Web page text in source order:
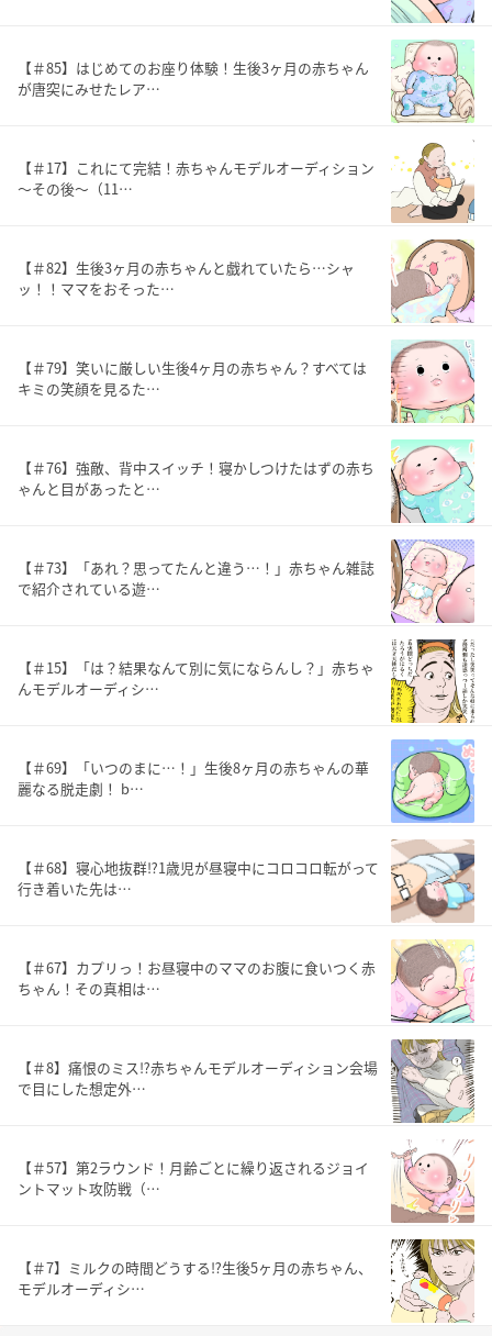
【＃85】はじめてのお座り体験！生後3ヶ月の赤ちゃん
が唐突にみせたレア…
【＃17】これにて完結！赤ちゃんモデルオーディション
〜その後〜（11…
【＃82】生後3ヶ月の赤ちゃんと戯れていたら…シャ
ッ！！ママをおそった…
【＃79】笑いに厳しい生後4ヶ月の赤ちゃん？すべては
キミの笑顔を見るた…
【＃76】強敵、背中スイッチ！寝かしつけたはずの赤ち
ゃんと目があったと…
【＃73】「あれ？思ってたんと違う…！」赤ちゃん雑誌
で紹介されている遊…
【＃15】「は？結果なんて別に気にならんし？」赤ちゃ
んモデルオーディシ…
【＃69】「いつのまに…！」生後8ヶ月の赤ちゃんの華
麗なる脱走劇！ b…
【＃68】寝心地抜群⁉︎1歳児が昼寝中にコロコロ転がって
行き着いた先は…
【＃67】カプリっ！お昼寝中のママのお腹に食いつく赤
ちゃん！その真相は…
【＃8】痛恨のミス⁉︎赤ちゃんモデルオーディション会場
で目にした想定外…
【＃57】第2ラウンド！月齢ごとに繰り返されるジョイ
ントマット攻防戦（…
【＃7】ミルクの時間どうする⁉︎生後5ヶ月の赤ちゃん、
モデルオーディシ…